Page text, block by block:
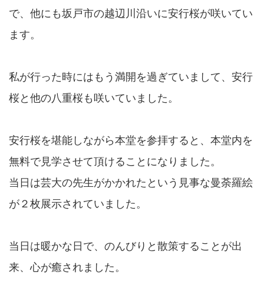
で、他にも坂戸市の越辺川沿いに安行桜が咲いてい
ます。
私が行った時にはもう満開を過ぎていまして、安行
桜と他の八重桜も咲いていました。
安行桜を堪能しながら本堂を参拝すると、本堂内を
無料で見学させて頂けることになりました。
当日は芸大の先生がかかれたという見事な曼荼羅絵
が２枚展示されていました。
当日は暖かな日で、のんびりと散策することが出
来、心が癒されました。